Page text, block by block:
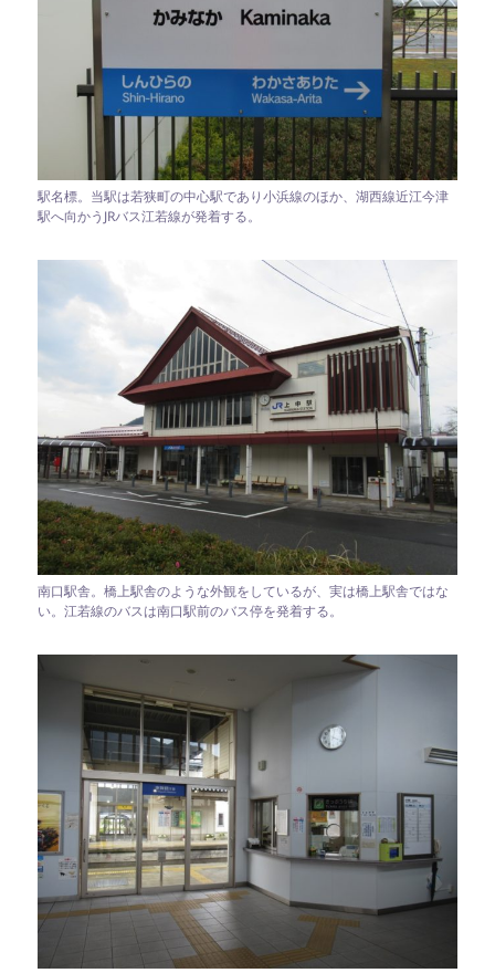
駅名標。当駅は若狭町の中心駅であり小浜線のほか、湖西線近江今津
駅へ向かうJRバス江若線が発着する。
南口駅舎。橋上駅舎のような外観をしているが、実は橋上駅舎ではな
い。江若線のバスは南口駅前のバス停を発着する。